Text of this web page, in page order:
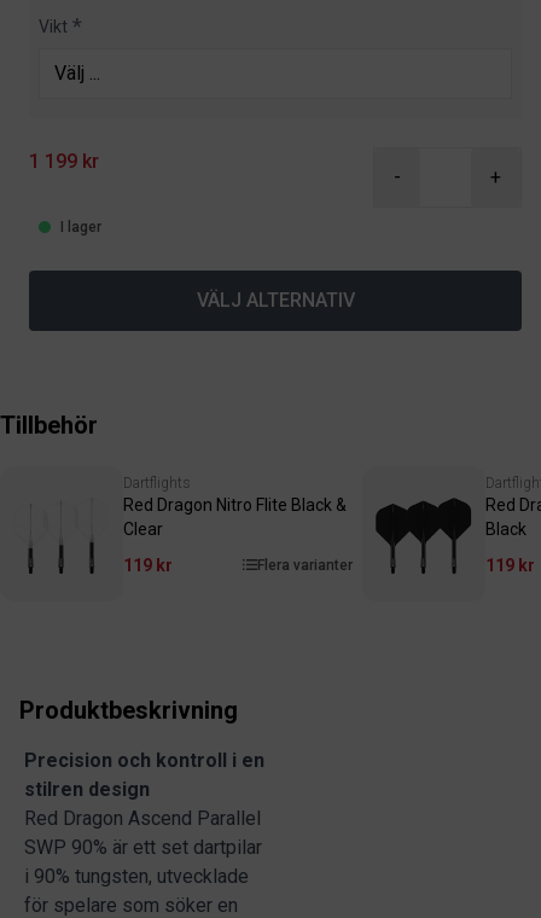
Product information
Vikt
1 199 kr
- +
I lager
VÄLJ ALTERNATIV
Tillbehör
Dartflights
Red Dragon Nitro Flite Black &
Clear
119 kr
Flera varianter
Red
Black
119 kr
Produktbeskrivning
Precision och kontroll i en
stilren design
Red Dragon Ascend Parallel
SWP 90% är ett set dartpilar
i 90% tungsten, utvecklade
för spelare som söker en